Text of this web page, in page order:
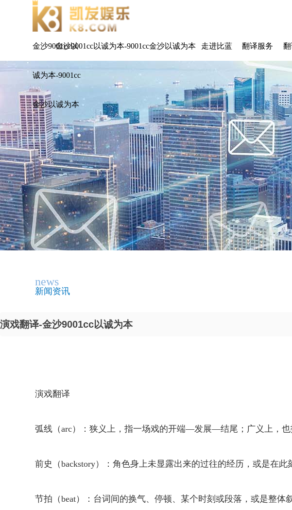
金沙9001cc以
诚为本-9001cc
金沙以诚为本
金沙9001cc以诚为本-9001cc金沙以诚为本 走进比蓝 翻译服务
news
新闻资讯
演戏翻译-金沙9001cc以诚为本
演戏翻译
弧线（arc）：狭义上，指一场戏的开端—发展—结尾；广义上，
前史（backstory）：角色身上未显露出来的过往的经历，或是在
节拍（beat）：台词间的换气、停顿、某个时刻或段落，或是整体